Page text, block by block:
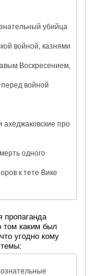
убийца
войной, казнями
Воскресением,
войной
ахеджаковские про
одного
к тете Вике
пропаганда
том каким был
угодно кому